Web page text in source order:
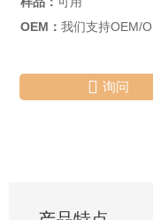
OEM： 我们支持OEM/
 询问